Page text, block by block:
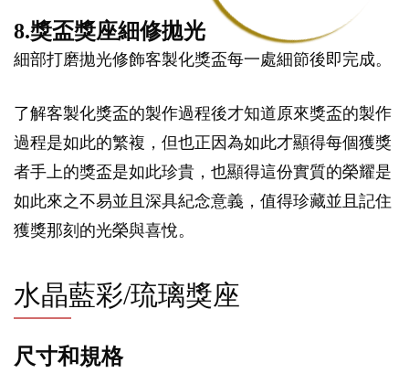
8.獎盃獎座細修拋光
細部打磨拋光修飾客製化獎盃每一處細節後即完成。
了解客製化獎盃的製作過程後才知道原來獎盃的製作
過程是如此的繁複，但也正因為如此才顯得每個獲獎
者手上的獎盃是如此珍貴，也顯得這份實質的榮耀是
如此來之不易並且深具紀念意義，值得珍藏並且記住
獲獎那刻的光榮與喜悅。
水晶藍彩/琉璃獎座
尺寸和規格